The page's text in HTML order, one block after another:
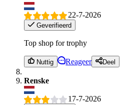
22-7-2026
Geverifieerd
Top shop for trophy
Nuttig Reageer Deel
Renske
17-7-2026